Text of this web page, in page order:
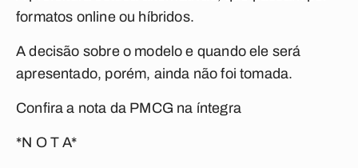
formatos online ou híbridos.
A decisão sobre o modelo e quando ele será
apresentado, porém, ainda não foi tomada.
Confira a nota da PMCG na íntegra
*N O T A*